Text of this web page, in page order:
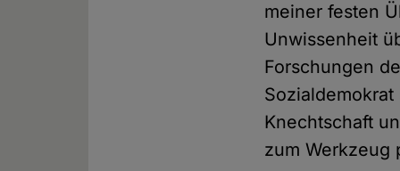
meiner festen
Unwissenheit
Forschungen
Knechtschaft
zum Werkzeug